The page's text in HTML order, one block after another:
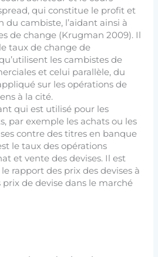
qui constitue le profit et
du cambiste, l’aidant ainsi à
de change (Krugman 2009). Il
taux de change de
les cambistes de
et celui parallèle, du
sur les opérations de
à la cité.
qui est utilisé pour les
par exemple les achats ou les
contre des titres en banque
le taux des opérations
et vente des devises. Il est
rapport des prix des devises à
prix de devise dans le marché